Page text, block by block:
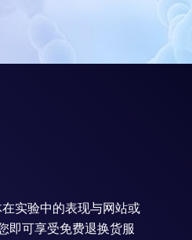
实验中的表现与网站或
即可享受免费退换货服